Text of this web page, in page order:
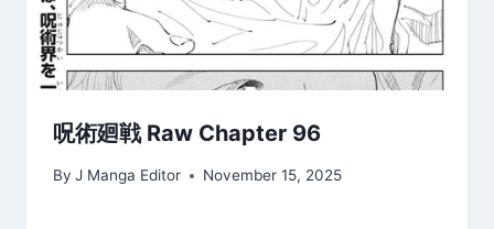
呪術廻戦 Raw Chapter 96
By J Manga Editor November 15, 2025